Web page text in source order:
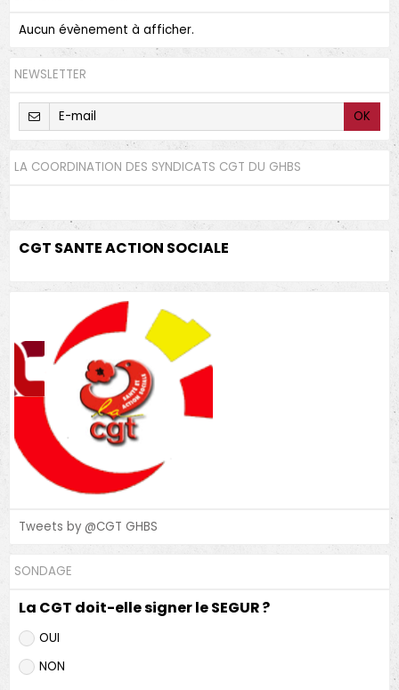
Aucun évènement à afficher.
NEWSLETTER
OK
LA COORDINATION DES SYNDICATS CGT DU GHBS
CGT SANTE ACTION SOCIALE
Tweets by @CGT GHBS
SONDAGE
La CGT doit-elle signer le SEGUR ?
OUI
NON